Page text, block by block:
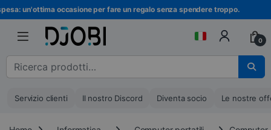
Vai alla navigazione
Vai al contenutooccasione per fare un regalo senza spendere troppo.
0
Cerca :
Servizio clienti Il nostro Discord Diventa socio Le nostre